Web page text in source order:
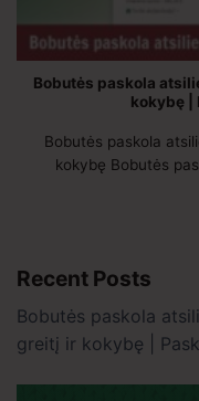
Bobutės paskola
kokybę |
Bobutės paskola
kokybę Bobutės
Recent Posts
Bobutės paskola
greitį ir kokybę |